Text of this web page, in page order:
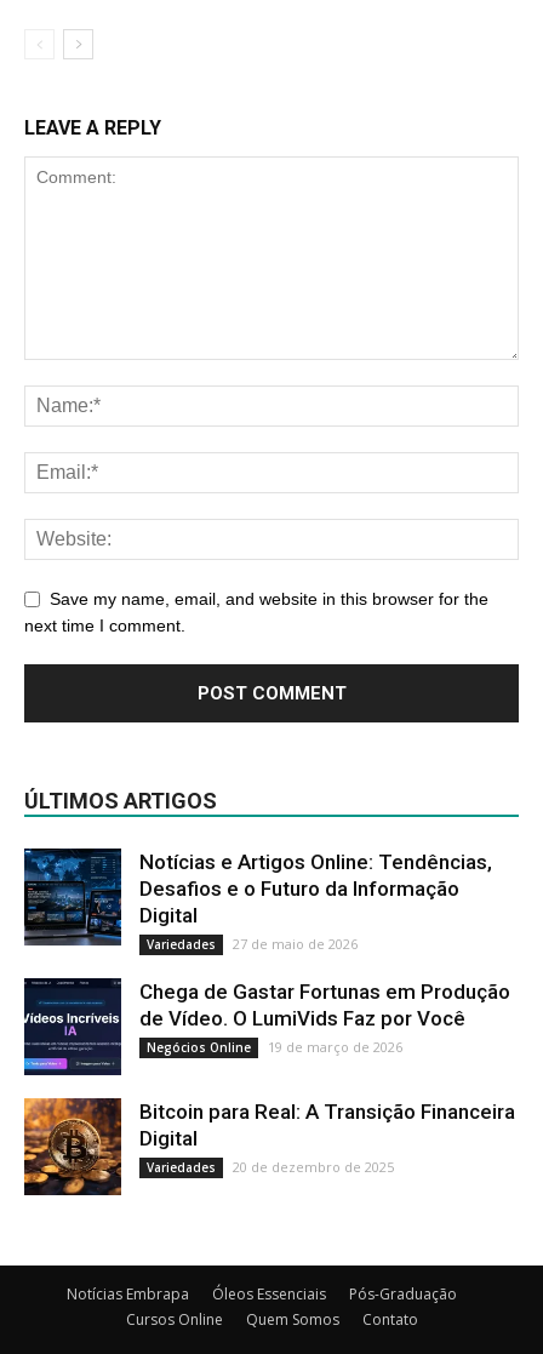
LEAVE A REPLY
Save my name, email, and website in this browser for the
next time I comment.
ÚLTIMOS ARTIGOS
Notícias e Artigos Online: Tendências,
Desafios e o Futuro da Informação
Digital
Variedades 27 de maio de 2026
Chega de Gastar Fortunas em Produção
de Vídeo. O LumiVids Faz por Você
Negócios Online 19 de março de 2026
Bitcoin para Real: A Transição Financeira
Digital
Variedades 20 de dezembro de 2025
Notícias Embrapa Óleos Essenciais
Pós-Graduação
Cursos Online
Quem Somos Contato